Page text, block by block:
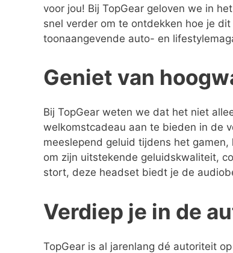
voor jou! Bij TopGear geloven we in
snel verder om te ontdekken hoe je dit
toonaangevende auto- en
Geniet van
Bij TopGear weten we dat het niet
welkomstcadeau aan te bieden in de
meeslepend geluid tijdens het
om zijn uitstekende geluidskwaliteit,
stort, deze headset biedt je de
Verdiep je in de
TopGear is al jarenlang dé autoriteit